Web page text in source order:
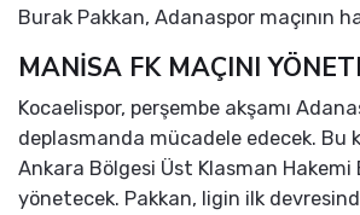
Burak Pakkan, Adanaspor maçının
MANİSA FK MAÇINI
Kocaelispor, perşembe akşamı
deplasmanda mücadele edecek. Bu
Ankara Bölgesi Üst Klasman Hakemi
yönetecek. Pakkan, ligin ilk